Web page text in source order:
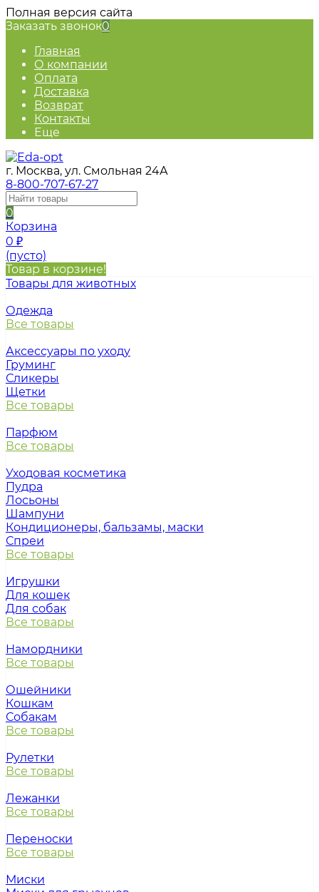
Полная версия сайта
Заказать звонок0
Главная
О компании
Оплата
Доставка
Возврат
Контакты
Еще
г. Москва, ул. Смольная 24А
8-800-707-67-27
0
Корзина
0 ₽
(пусто)
Товар в корзине!
Товары для животных
Одежда
Все товары
Аксессуары по уходу
Груминг
Сликеры
Щетки
Все товары
Парфюм
Все товары
Уходовая косметика
Пудра
Лосьоны
Шампуни
Кондиционеры, бальзамы, маски
Спреи
Все товары
Игрушки
Для кошек
Для собак
Все товары
Намордники
Все товары
Ошейники
Кошкам
Собакам
Все товары
Рулетки
Все товары
Лежанки
Все товары
Переноски
Все товары
Миски